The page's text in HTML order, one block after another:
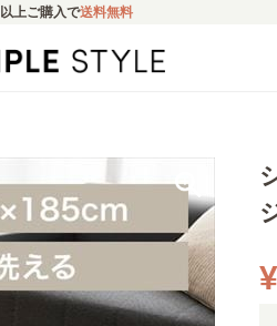
以上ご購入で送料無料